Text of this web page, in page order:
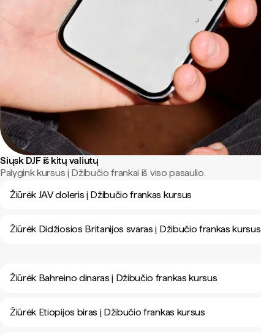
Siųsk DJF iš kitų valiutų
Palygink kursus į Džibučio frankai iš viso pasaulio.
Žiūrėk JAV doleris į Džibučio frankas kursus
Žiūrėk Didžiosios Britanijos svaras į Džibučio frankas kursus
Žiūrėk Bahreino dinaras į Džibučio frankas kursus
Žiūrėk Etiopijos biras į Džibučio frankas kursus